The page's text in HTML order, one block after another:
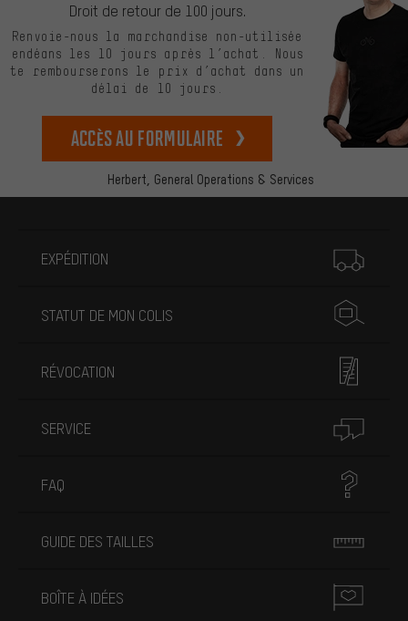
Herbert, General Operations & Services
Droit de retour de 100 jours.
Renvoie-nous la marchandise non-utilisée
endéans les 10 jours après l’achat. Nous
te rembourserons le prix d’achat dans un
délai de 10 jours.
Accès au formulaire
EXPÉDITION
STATUT DE MON COLIS
RÉVOCATION
SERVICE
FAQ
GUIDE DES TAILLES
BOÎTE À IDÉES